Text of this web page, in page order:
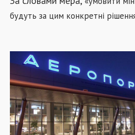
будуть за цим конкретні